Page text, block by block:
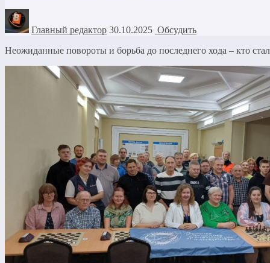
Главный редактор 30.10.2025 Обсудить
Неожиданные повороты и борьба до последнего хода – кто